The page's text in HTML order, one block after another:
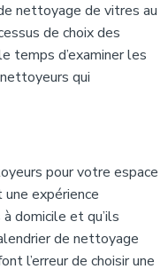
nettoyage de vitres au
de choix des
temps d’examiner les
qui
pour votre espace
expérience
domicile et qu’ils
de nettoyage
l’erreur de choisir une